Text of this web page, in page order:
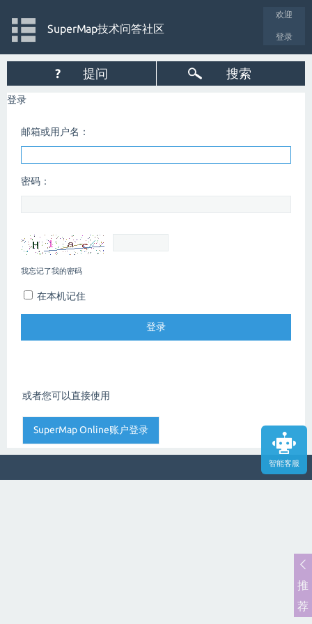
智能客服
欢迎
登录
SuperMap技术问答社区
? 提问 搜索
登录
邮箱或用户名：
密码：
我忘记了我的密码
在本机记住
或者您可以直接使用